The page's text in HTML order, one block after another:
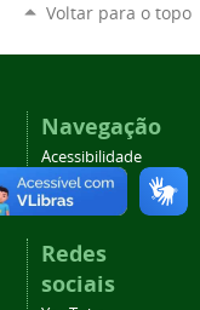
Voltar para o topo
Navegação
Acessibilidade
Mapa do
site
Redes
sociais